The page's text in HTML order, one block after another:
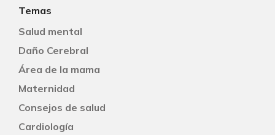
Temas
Salud mental
Daño Cerebral
Área de la mama
Maternidad
Consejos de salud
Cardiología